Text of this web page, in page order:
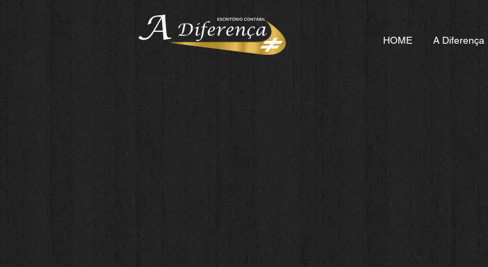
HOME A Diferença